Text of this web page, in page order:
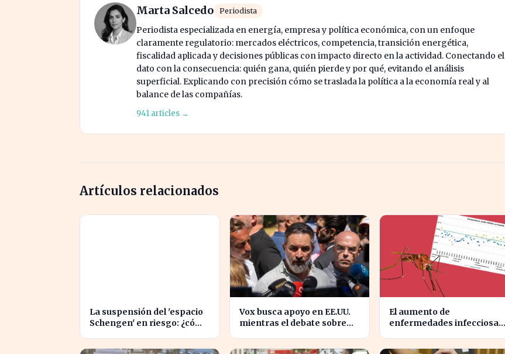
Marta Salcedo Periodista
Periodista especializada en energía, empresa y política económica, con un enfoque
claramente regulatorio: mercados eléctricos, competencia, transición energética,
fiscalidad aplicada y decisiones públicas con impacto directo en la actividad. Conectando el
dato con la consecuencia: quién gana, quién pierde y por qué, evitando el análisis
superficial. Explicando con precisión cómo se traslada la política a la economía real y al
balance de las compañías.
941 articles →
Artículos relacionados
La suspensión del 'espacio
Schengen' en riesgo: ¿cómo
Vox busca apoyo en EE.UU.
mientras el debate sobre
El aumento de
enfermedades infecciosas